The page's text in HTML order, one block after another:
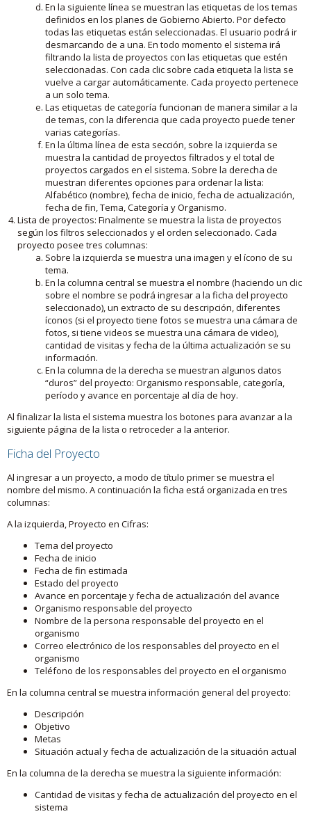
En la siguiente línea se muestran las etiquetas de los temas
definidos en los planes de Gobierno Abierto. Por defecto
todas las etiquetas están seleccionadas. El usuario podrá ir
desmarcando de a una. En todo momento el sistema irá
filtrando la lista de proyectos con las etiquetas que estén
seleccionadas. Con cada clic sobre cada etiqueta la lista se
vuelve a cargar automáticamente. Cada proyecto pertenece
a un solo tema.
Las etiquetas de categoría funcionan de manera similar a la
de temas, con la diferencia que cada proyecto puede tener
varias categorías.
En la última línea de esta sección, sobre la izquierda se
muestra la cantidad de proyectos filtrados y el total de
proyectos cargados en el sistema. Sobre la derecha de
muestran diferentes opciones para ordenar la lista:
Alfabético (nombre), fecha de inicio, fecha de actualización,
fecha de fin, Tema, Categoría y Organismo.
Lista de proyectos: Finalmente se muestra la lista de proyectos
según los filtros seleccionados y el orden seleccionado. Cada
proyecto posee tres columnas:
Sobre la izquierda se muestra una imagen y el ícono de su
tema.
En la columna central se muestra el nombre (haciendo un clic
sobre el nombre se podrá ingresar a la ficha del proyecto
seleccionado), un extracto de su descripción, diferentes
íconos (si el proyecto tiene fotos se muestra una cámara de
fotos, si tiene videos se muestra una cámara de video),
cantidad de visitas y fecha de la última actualización se su
información.
En la columna de la derecha se muestran algunos datos
“duros” del proyecto: Organismo responsable, categoría,
período y avance en porcentaje al día de hoy.
Al finalizar la lista el sistema muestra los botones para avanzar a la
siguiente página de la lista o retroceder a la anterior.
Ficha del Proyecto
Al ingresar a un proyecto, a modo de título primer se muestra el
nombre del mismo. A continuación la ficha está organizada en tres
columnas:
A la izquierda, Proyecto en Cifras:
Tema del proyecto
Fecha de inicio
Fecha de fin estimada
Estado del proyecto
Avance en porcentaje y fecha de actualización del avance
Organismo responsable del proyecto
Nombre de la persona responsable del proyecto en el
organismo
Correo electrónico de los responsables del proyecto en el
organismo
Teléfono de los responsables del proyecto en el organismo
En la columna central se muestra información general del proyecto:
Descripción
Objetivo
Metas
Situación actual y fecha de actualización de la situación actual
En la columna de la derecha se muestra la siguiente información:
Cantidad de visitas y fecha de actualización del proyecto en el
sistema